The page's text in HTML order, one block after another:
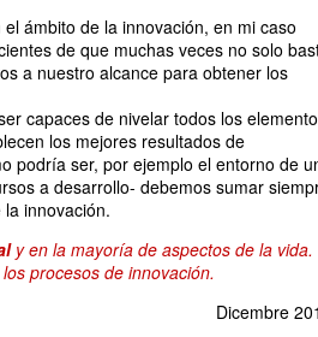
ámbito de la innovación, en mi caso
de que muchas veces no solo
a nuestro alcance para obtener los
capaces de nivelar todos los
los mejores resultados de
podría ser, por ejemplo el entorno de
a desarrollo- debemos sumar
innovación.
y en la mayoría de aspectos de la vida.
procesos de innovación.
Dicembre